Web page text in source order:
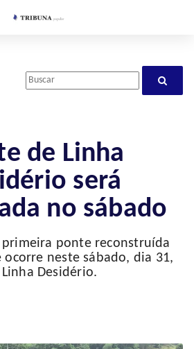
de Linha
será
no sábado
primeira ponte reconstruída
ocorre neste sábado, dia 31,
Desidério.